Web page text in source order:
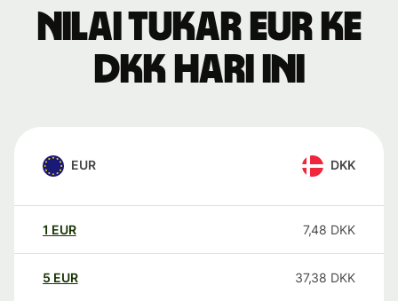
Nilai tukar EUR ke
DKK hari ini
EUR DKK
1 EUR 7,48 DKK
5 EUR 37,38 DKK